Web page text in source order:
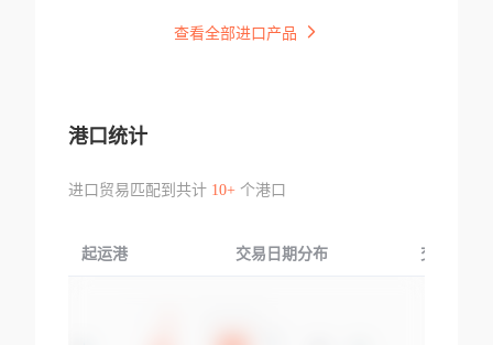
查看全部进口产品
港口统计
进口贸易匹配到共计 10+个港口
起运港 交易日期分布 交易产品